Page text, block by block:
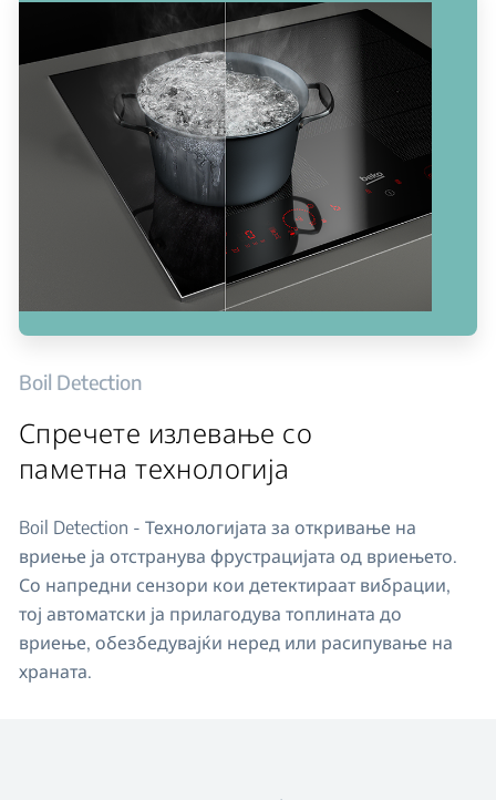
Boil Detection
Спречете излевање со
паметна технологија
Boil Detection - Технологијата за откривање на
вриење ја отстранува фрустрацијата од вриењето.
Со напредни сензори кои детектираат вибрации,
тој автоматски ја прилагодува топлината до
вриење, обезбедувајќи неред или расипување на
храната.